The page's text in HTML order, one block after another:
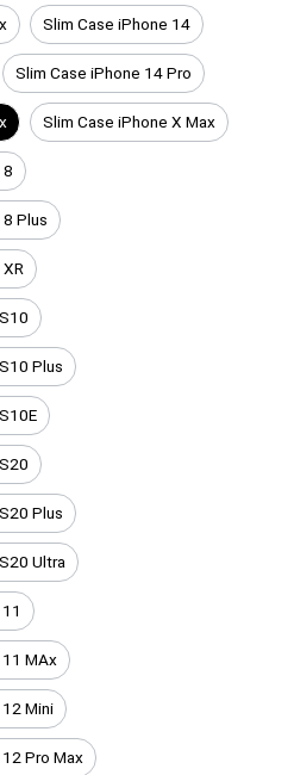
Slim Case iPhone 14
Slim Case iPhone 14 Pro
Slim Case iPhone X Max
8
Plus
Plus
Plus
Ultra
MAx
Mini
Pro Max